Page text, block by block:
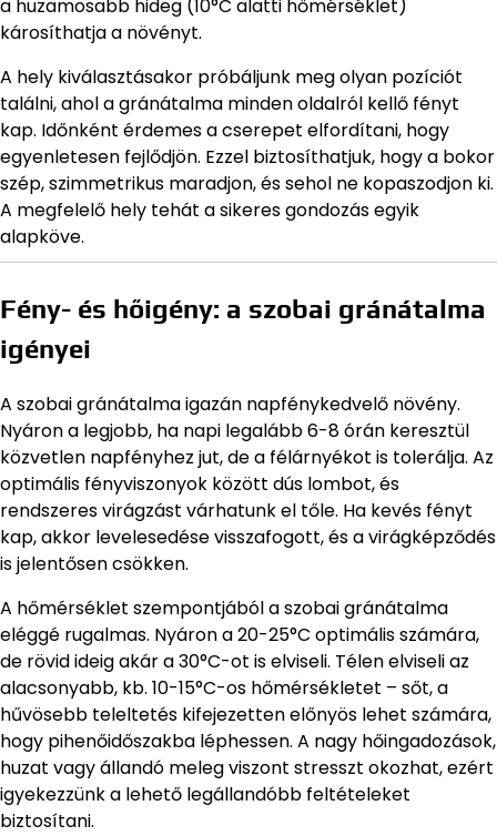
a huzamosabb hideg (10°C alatti hőmérséklet)
károsíthatja a növényt.
A hely kiválasztásakor próbáljunk meg olyan pozíciót
találni, ahol a gránátalma minden oldalról kellő fényt
kap. Időnként érdemes a cserepet elfordítani, hogy
egyenletesen fejlődjön. Ezzel biztosíthatjuk, hogy a bokor
szép, szimmetrikus maradjon, és sehol ne kopaszodjon ki.
A megfelelő hely tehát a sikeres gondozás egyik
alapköve.
Fény- és hőigény: a szobai gránátalma
igényei
A szobai gránátalma igazán napfénykedvelő növény.
Nyáron a legjobb, ha napi legalább 6-8 órán keresztül
közvetlen napfényhez jut, de a félárnyékot is tolerálja. Az
optimális fényviszonyok között dús lombot, és
rendszeres virágzást várhatunk el tőle. Ha kevés fényt
kap, akkor levelesedése visszafogott, és a virágképződés
is jelentősen csökken.
A hőmérséklet szempontjából a szobai gránátalma
eléggé rugalmas. Nyáron a 20-25°C optimális számára,
de rövid ideig akár a 30°C-ot is elviseli. Télen elviseli az
alacsonyabb, kb. 10-15°C-os hőmérsékletet – sőt, a
hűvösebb teleltetés kifejezetten előnyös lehet számára,
hogy pihenőidőszakba léphessen. A nagy hőingadozások,
huzat vagy állandó meleg viszont stresszt okozhat, ezért
igyekezzünk a lehető legállandóbb feltételeket
biztosítani.